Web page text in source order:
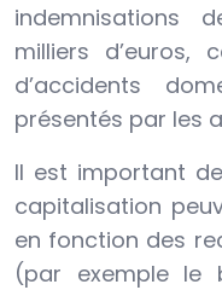
indemnisations
milliers d’euros,
d’accidents
présentés par les
Il est important
capitalisation
en fonction des
(par exemple le